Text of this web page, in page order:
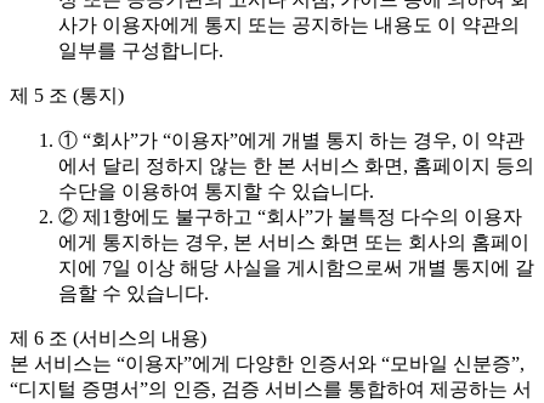
사가 이용자에게 통지 또는 공지하는 내용도 이 약관의
일부를 구성합니다.
제 5 조 (통지)
① “회사”가 “이용자”에게 개별 통지 하는 경우, 이 약관
에서 달리 정하지 않는 한 본 서비스 화면, 홈페이지 등의
수단을 이용하여 통지할 수 있습니다.
② 제1항에도 불구하고 “회사”가 불특정 다수의 이용자
에게 통지하는 경우, 본 서비스 화면 또는 회사의 홈페이
지에 7일 이상 해당 사실을 게시함으로써 개별 통지에 갈
음할 수 있습니다.
제 6 조 (서비스의 내용)
본 서비스는 “이용자”에게 다양한 인증서와 “모바일 신분증”,
“디지털 증명서”의 인증, 검증 서비스를 통합하여 제공하는 서